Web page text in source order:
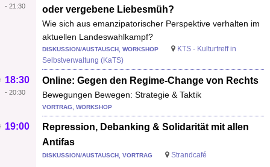
oder vergebene Liebesmüh?
Wie sich aus emanzipatorischer Perspektive verhalten im
aktuellen Landeswahlkampf?
- 21:30
DISKUSSION/AUSTAUSCH, WORKSHOP
KTS - Kulturtreff in
Selbstverwaltung (KaTS)
Online: Gegen den Regime-Change von Rechts
Bewegungen Bewegen: Strategie & Taktik
18:30
- 20:30
VORTRAG, WORKSHOP
Repression, Debanking & Solidarität mit allen
Antifas
19:00
DISKUSSION/AUSTAUSCH, VORTRAG Strandcafé